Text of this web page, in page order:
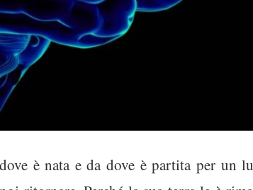
è nata e da dove è partita per un